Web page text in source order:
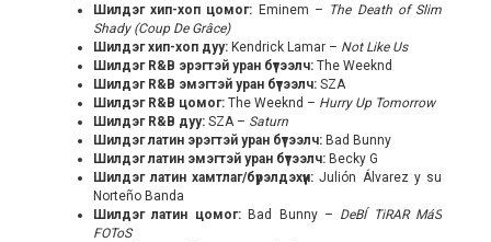
Шилдэгхип-хоп цомог: Eminem – The Death of Slim
Shady (Coup De Grâce)
Шилдэгхип-хоп дуу:Kendrick Lamar – Not Like Us
Шилдэг R&B эрэгтэй уран бүтээлч:The Weeknd
Шилдэг R&B эмэгтэй уран бүтээлч:SZA
Шилдэг R&B цомог:The Weeknd – Hurry Up Tomorrow
Шилдэг R&B дуу:SZA – Saturn
Шилдэг латин эрэгтэй уран бүтээлч:Bad Bunny
Шилдэг латин эмэгтэй уран бүтээлч:Becky G
Шилдэг латин хамтлаг/бүрэлдэхүүн: Julión Álvarez y su
Norteño Banda
Шилдэг латин цомог:Bad Bunny – DeBÍ TiRAR MáS
FOToS